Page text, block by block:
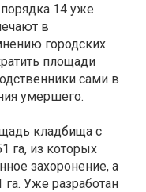
14 уже
в
городских
площади
сами в
умершего.
кладбища с
га, из которых
захоронение, а
Уже разработан